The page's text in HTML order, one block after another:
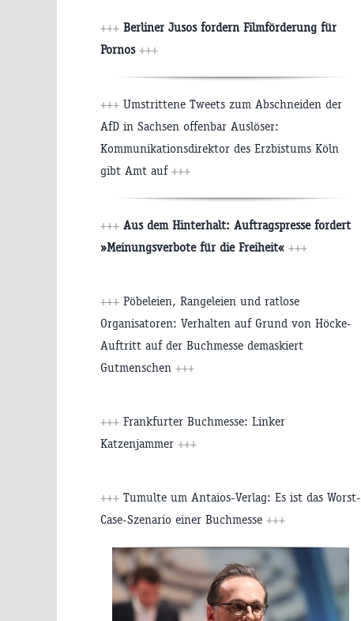
+++ Berliner Jusos fordern Filmförderung für
Pornos +++
+++ Umstrittene Tweets zum Abschneiden der
AfD in Sachsen offenbar Auslöser:
Kommunikationsdirektor des Erzbistums Köln
gibt Amt auf +++
+++ Aus dem Hinterhalt: Auftragspresse fordert
»Meinungsverbote für die Freiheit« +++
+++ Pöbeleien, Rangeleien und ratlose
Organisatoren: Verhalten auf Grund von Höcke-
Auftritt auf der Buchmesse demaskiert
Gutmenschen +++
+++ Frankfurter Buchmesse: Linker
Katzenjammer +++
+++ Tumulte um Antaios-Verlag: Es ist das Worst-
Case-Szenario einer Buchmesse +++